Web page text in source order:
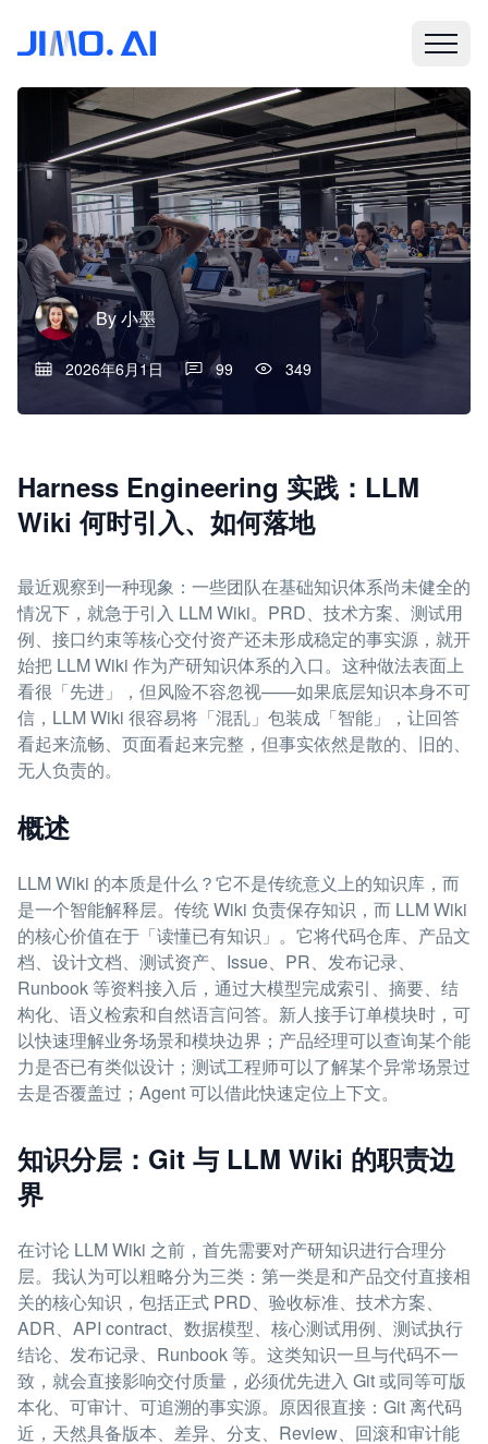
By小墨
2026年6月1日 99 349
Harness Engineering 实践：LLM
Wiki 何时引入、如何落地
最近观察到一种现象：一些团队在基础知识体系尚未健全的
情况下，就急于引入 LLM Wiki。PRD、技术方案、测试用
例、接口约束等核心交付资产还未形成稳定的事实源，就开
始把 LLM Wiki 作为产研知识体系的入口。这种做法表面上
看很「先进」，但风险不容忽视——如果底层知识本身不可
信，LLM Wiki 很容易将「混乱」包装成「智能」，让回答
看起来流畅、页面看起来完整，但事实依然是散的、旧的、
无人负责的。
概述
LLM Wiki 的本质是什么？它不是传统意义上的知识库，而
是一个智能解释层。传统 Wiki 负责保存知识，而 LLM Wiki
的核心价值在于「读懂已有知识」。它将代码仓库、产品文
档、设计文档、测试资产、Issue、PR、发布记录、
Runbook 等资料接入后，通过大模型完成索引、摘要、结
构化、语义检索和自然语言问答。新人接手订单模块时，可
以快速理解业务场景和模块边界；产品经理可以查询某个能
力是否已有类似设计；测试工程师可以了解某个异常场景过
去是否覆盖过；Agent 可以借此快速定位上下文。
知识分层：Git 与 LLM Wiki 的职责边
界
在讨论 LLM Wiki 之前，首先需要对产研知识进行合理分
层。我认为可以粗略分为三类：第一类是和产品交付直接相
关的核心知识，包括正式 PRD、验收标准、技术方案、
ADR、API contract、数据模型、核心测试用例、测试执行
结论、发布记录、Runbook 等。这类知识一旦与代码不一
致，就会直接影响交付质量，必须优先进入 Git 或同等可版
本化、可审计、可追溯的事实源。原因很直接：Git 离代码
近，天然具备版本、差异、分支、Review、回滚和审计能